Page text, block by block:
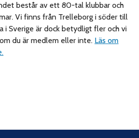
består av ett 80-tal klubbar och
Vi finns från Trelleborg i söder till
i Sverige är dock betydligt fler och vi
du är medlem eller inte. Läs om